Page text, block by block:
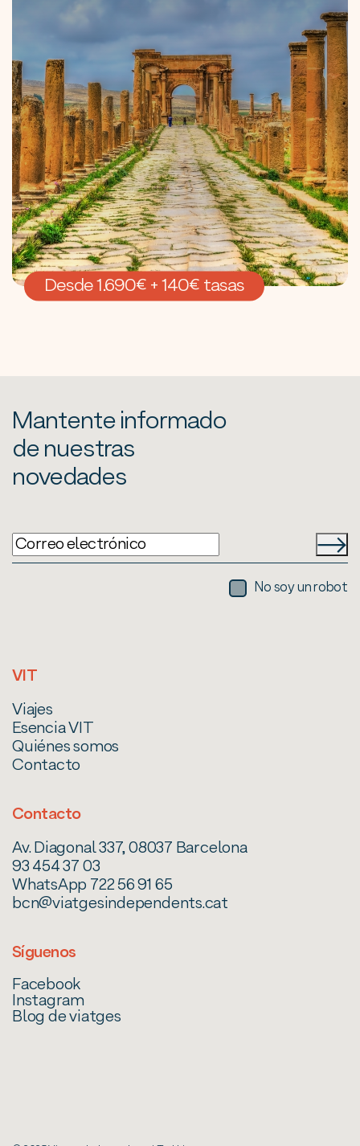
Desde 1.690€ + 140€ tasas
Mantente informado
de nuestras
novedades
No soy un robot
VIT
Viajes
Esencia VIT
Quiénes somos
Contacto
Contacto
Av. Diagonal 337, 08037 Barcelona
93 454 37 03
WhatsApp 722 56 91 65
bcn@viatgesindependents.cat
Síguenos
Facebook
Instagram
Blog de viatges